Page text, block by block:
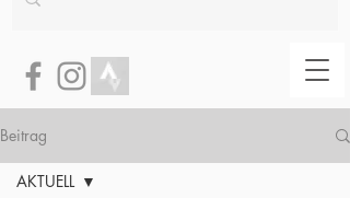
Beitrag
AKTUELL